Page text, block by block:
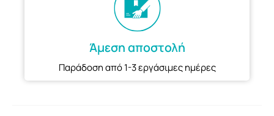
Άμεση αποστολή
Παράδοση από 1-3 εργάσιμες ημέρες